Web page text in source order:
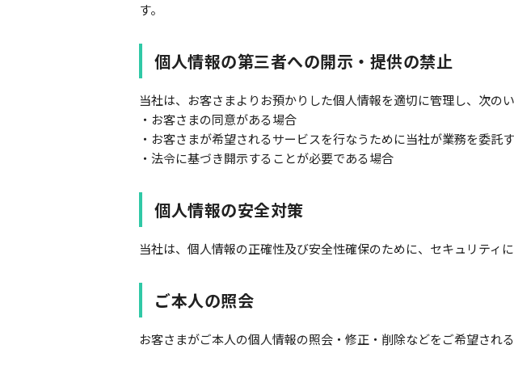
す。
個人情報の第三者への開示・提供の禁止
当社は、お客さまよりお預かりした個人情報を適切に管理し、次の
・お客さまの同意がある場合
・お客さまが希望されるサービスを行なうために当社が業務を委託
・法令に基づき開示することが必要である場合
個人情報の安全対策
当社は、個人情報の正確性及び安全性確保のために、セキュリティ
ご本人の照会
お客さまがご本人の個人情報の照会・修正・削除などをご希望され